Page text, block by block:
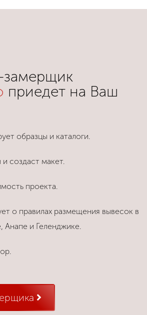
приедет на Ваш
образцы и каталоги.
создаст макет.
проекта.
о правилах размещения вывесок в
и Геленджике.